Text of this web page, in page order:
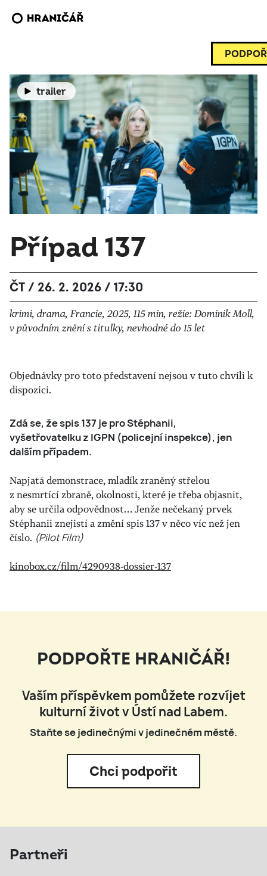
trailer
Případ 137
ČT / 26. 2. 2026 / 17:30
krimi, drama, Francie, 2025, 115 min, režie: Dominik Moll,
v původním znění s titulky, nevhodné do 15 let
Objednávky pro toto představení nejsou v tuto chvíli k
dispozici.
Zdá se, že spis 137 je pro Stéphanii,
vyšetřovatelku z IGPN (policejní inspekce), jen
dalším případem.
Napjatá demonstrace, mladík zraněný střelou
z nesmrtící zbraně, okolnosti, které je třeba objasnit,
aby se určila odpovědnost… Jenže nečekaný prvek
Stéphanii znejistí a změní spis 137 v něco víc než jen
číslo. (Pilot Film)
kinobox.cz/film/4290938-dossier-137
PODPOŘTE HRANIČÁŘ!
Vaším příspěvkem pomůžete rozvíjet
kulturní život v Ústí nad Labem.
Staňte se jedinečnými v jedinečném městě.
Chci podpořit
Partneři